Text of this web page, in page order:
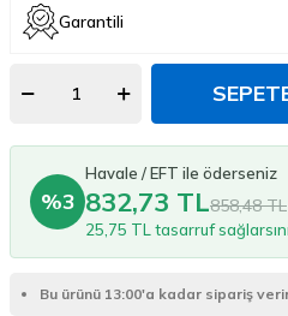
Garantili
%3
Havale / EFT ile öderseniz
832,73 TL858,48 TL
25,75 TL tasarruf
Bu ürünü 13:00'a kadar sipariş